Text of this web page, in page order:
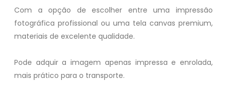
Com a opção de escolher entre uma impressão
fotográfica profissional ou uma tela canvas premium,
materiais de excelente qualidade.
Pode adquir a imagem apenas impressa e enrolada,
mais prático para o transporte.